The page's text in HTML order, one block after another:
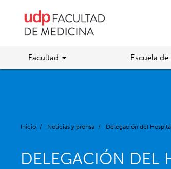
Facultad Escuela de
Inicio / Noticias y prensa / Delegación del
DELEGACIÓN DEL